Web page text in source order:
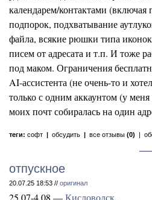
календарем/контактами (включая
подпорок, подхватывание
файла, всякие рюшки типа
писем от адресата и т.п. И тоже
под маком. Ограничения
AI-ассистента (не очень-то и
только с одним аккаунтом (у
моих почт собиралась на один
теги: софт | обсудить | все отзывы (0) |
отпускное
20.07.25 18:53 // оригинал
25.07-4.08 —Кисловодск.